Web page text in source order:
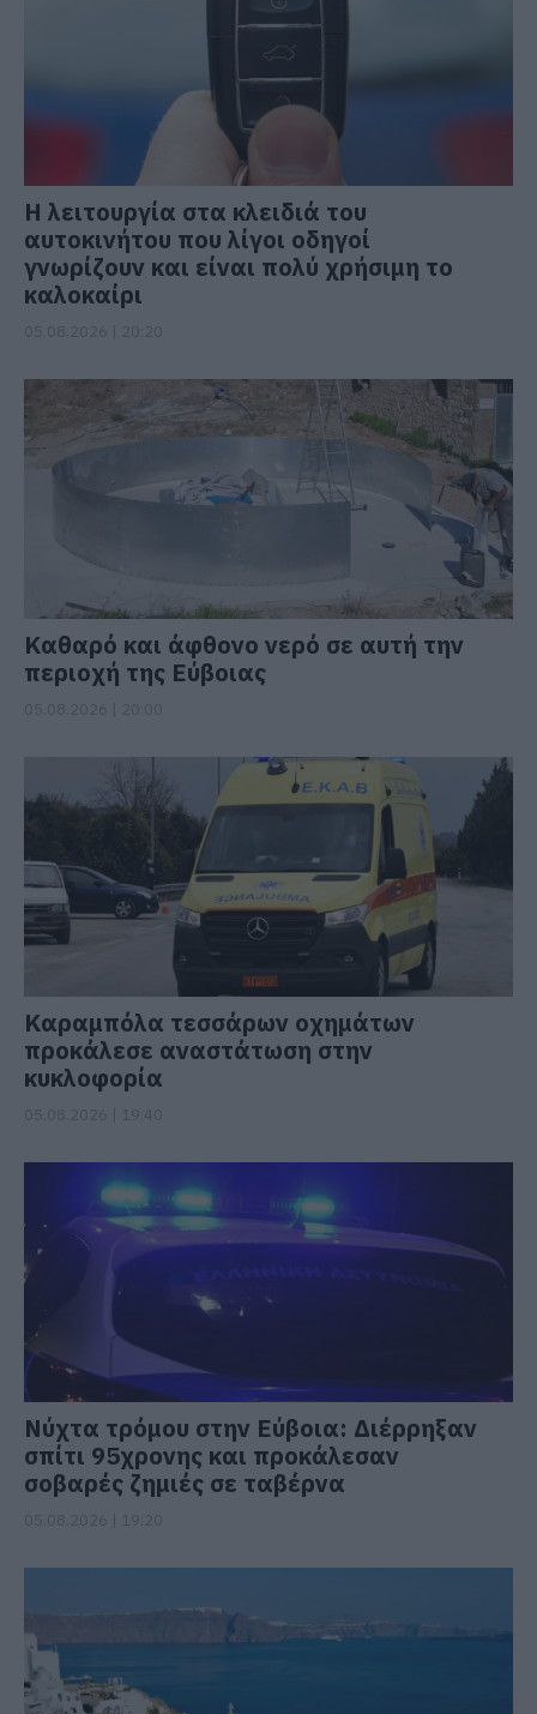
Η λειτουργία στα κλειδιά του
αυτοκινήτου που λίγοι οδηγοί
γνωρίζουν και είναι πολύ χρήσιμη το
καλοκαίρι
Καθαρό και άφθονο νερό σε αυτή την
περιοχή της Εύβοιας
Καραμπόλα τεσσάρων οχημάτων
προκάλεσε αναστάτωση στην
κυκλοφορία
Νύχτα τρόμου στην Εύβοια: Διέρρηξαν
σπίτι 95χρονης και προκάλεσαν
σοβαρές ζημιές σε ταβέρνα